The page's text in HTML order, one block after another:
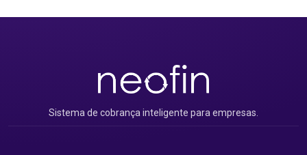
Sistema de cobrança inteligente para empresas.